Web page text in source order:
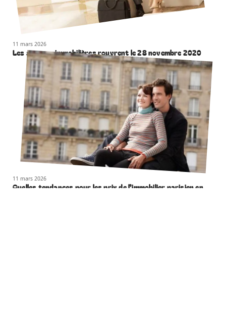
11 mars 2026
Les agences immobilières rouvrent le 28 novembre 2020
11 mars 2026
Quelles tendances pour les prix de l’immobilier parisien en